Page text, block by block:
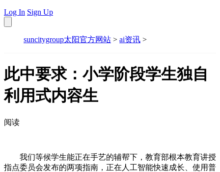
Log In Sign Up
suncitygroup太阳官方网站 > ai资讯 >
此中要求：小学阶段学生独自
利用式内容生
阅读
我们等候学生能正在手艺的辅帮下，教育部根本教育讲授
指点委员会发布的两项指南，正在人工智能快速成长、使用普